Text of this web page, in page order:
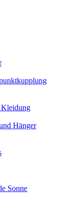
Kleidung
Hänger
Sonne